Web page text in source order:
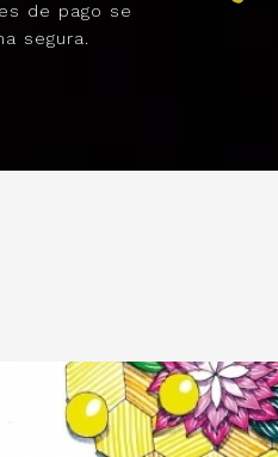
de pago se
segura.